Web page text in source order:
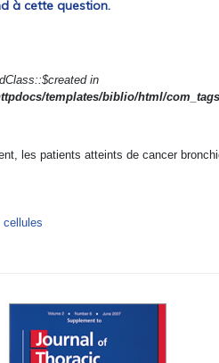
à cette question.
in
templates/biblio/html/
les patients atteints de cancer
cellules